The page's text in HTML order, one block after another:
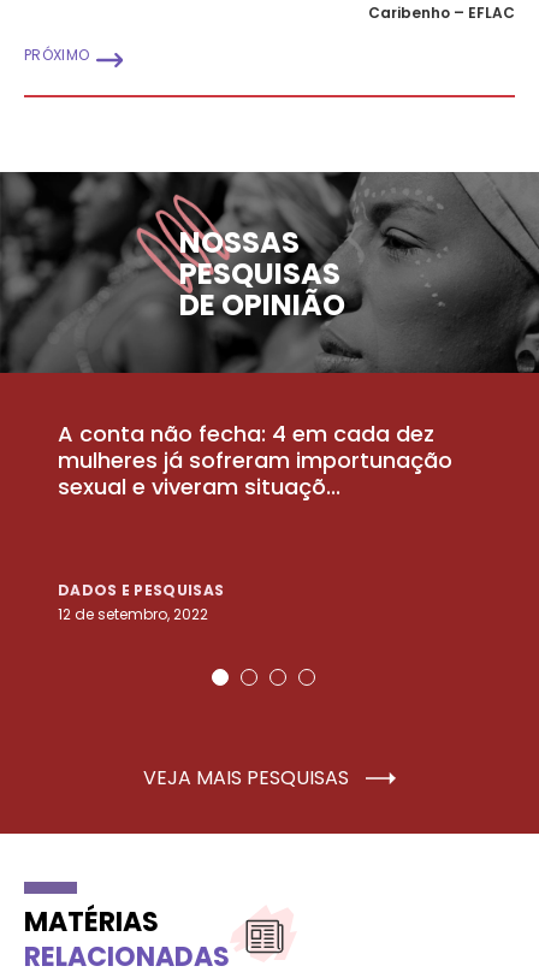
Caribenho – EFLAC
PRÓXIMO
NOSSAS
PESQUISAS
DE OPINIÃO
A conta não fecha: 4 em cada dez
mulheres já sofreram importunação
sexual e viveram situaçõ...
DADOS E PESQUISAS
12 de setembro, 2022
VEJA MAIS PESQUISAS
MATÉRIAS
RELACIONADAS